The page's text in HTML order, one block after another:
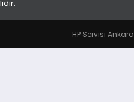
HP Servisi Ankara